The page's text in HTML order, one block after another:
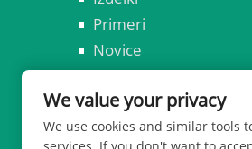
Primeri
Novice
Kontaktirajte nas
We value your privacy
We use cookies and similar tools